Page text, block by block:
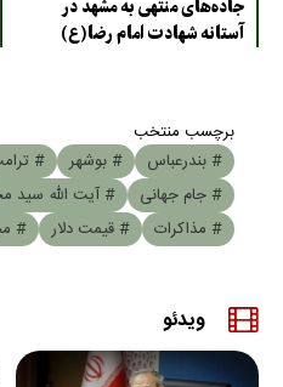
جاده‌های منتهی به مشهد در
آستانه شهادت امام رضا(ع)
برچسب منتخب
# بندرعباس
# بوشهر #
# جام جهانی
# آیت الله سید
# مذاکرات
# قیمت دلار #
ویدئو